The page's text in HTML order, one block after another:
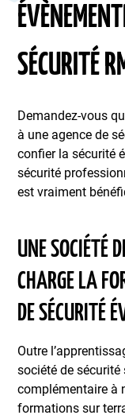
SÉCURITÉ
Demandez-vous
à une agence de
confier la sécurité
sécurité
est vraiment
UNE SOCIÉTÉ
CHARGE LA
DE SÉCURITÉ
Outre
société de
complémentaire à
formations sur